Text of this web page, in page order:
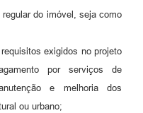
regular do imóvel, seja como
exigidos no projeto
por serviços de
e melhoria dos
ou urbano;